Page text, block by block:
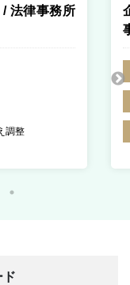
法律事務所
調整
ド